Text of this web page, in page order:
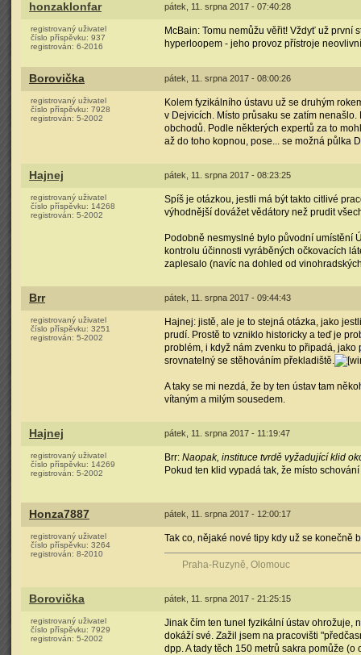
honzaklonfar pátek, 11. srpna 2017 - 07:40:28
registrovaný uživatel
číslo příspěvku: 937
registrován: 6-2016
McBain: Tomu nemůžu věřit! Vždyť už první
hyperloopem - jeho provoz přístroje
Borovička pátek, 11. srpna 2017 - 08:00:26
registrovaný uživatel
číslo příspěvku: 7928
registrován: 5-2002
Kolem fyzikálního ústavu už se druhým
v Dejvicích. Místo průsaku se zatím
obchodů. Podle některých expertů za to
až do toho kopnou, pose... se možná půlka
Hajnej pátek, 11. srpna 2017 - 08:23:25
registrovaný uživatel
číslo příspěvku: 14268
registrován: 5-2002
Spíš je otázkou, jestli má být takto citlivé
výhodnější dovážet vědátory než prudit
Podobně nesmyslné bylo původní umístění
kontrolu účinnosti vyráběných očkovacích
zaplesalo (navíc na dohled od
Brr pátek, 11. srpna 2017 - 09:44:43
registrovaný uživatel
číslo příspěvku: 3251
registrován: 5-2002
Hajnej: jistě, ale je to stejná otázka, jako
prudí. Prostě to vzniklo historicky a teď je
problém, i když nám zvenku to připadá,
srovnatelný se stěhováním překladiště.
A taky se mi nezdá, že by ten ústav tam
vítaným a milým sousedem.
Hajnej pátek, 11. srpna 2017 - 11:19:47
registrovaný uživatel
číslo příspěvku: 14269
registrován: 5-2002
Brr: Naopak, instituce tvrdě vyžadující klid
Pokud ten klid vypadá tak, že místo
Honza7887 pátek, 11. srpna 2017 - 12:00:17
registrovaný uživatel
číslo příspěvku: 3264
registrován: 8-2010
Tak co, nějaké nové tipy kdy už se konečně
Praha-Ruzyně, Olomouc
Borovička pátek, 11. srpna 2017 - 21:25:15
registrovaný uživatel
číslo příspěvku: 7929
registrován: 5-2002
Jinak čím ten tunel fyzikální ústav ohrožuje,
dokáží své. Zažil jsem na pracovišti
dpp. A tady těch 150 metrů sakra pomůže